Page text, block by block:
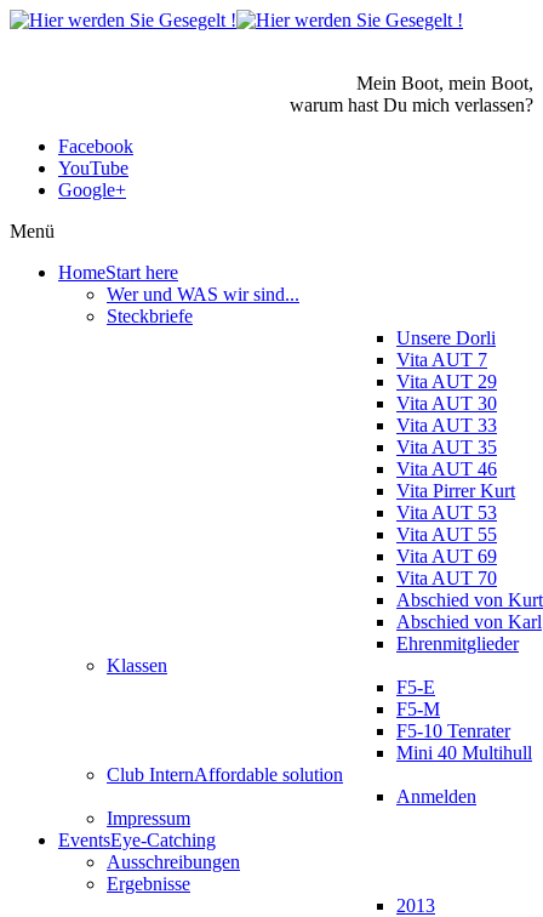
Mein Boot, mein Boot,
warum hast Du mich verlassen?
Facebook
YouTube
Google+
Menü
HomeStart here
Wer und WAS wir sind...
Steckbriefe
Unsere Dorli
Vita AUT 7
Vita AUT 29
Vita AUT 30
Vita AUT 33
Vita AUT 35
Vita AUT 46
Vita Pirrer Kurt
Vita AUT 53
Vita AUT 55
Vita AUT 69
Vita AUT 70
Abschied von Kurt
Abschied von Karl
Ehrenmitglieder
Klassen
F5-E
F5-M
F5-10 Tenrater
Mini 40 Multihull
Club InternAffordable solution
Anmelden
Impressum
EventsEye-Catching
Ausschreibungen
Ergebnisse
2013